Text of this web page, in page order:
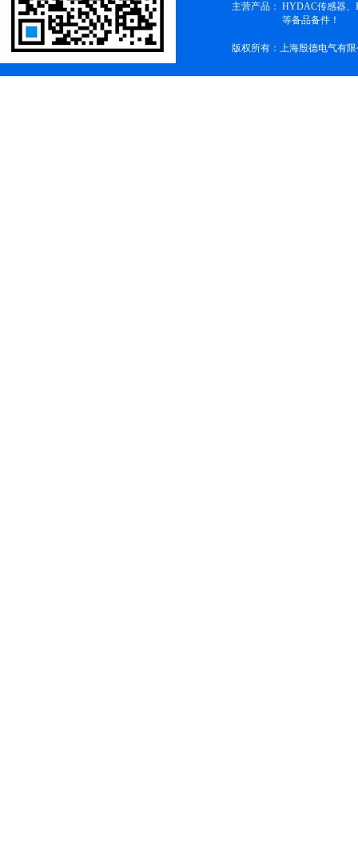
主营产品： HYDAC传感器、
等备品备件！
版权所有：上海殷德电气有